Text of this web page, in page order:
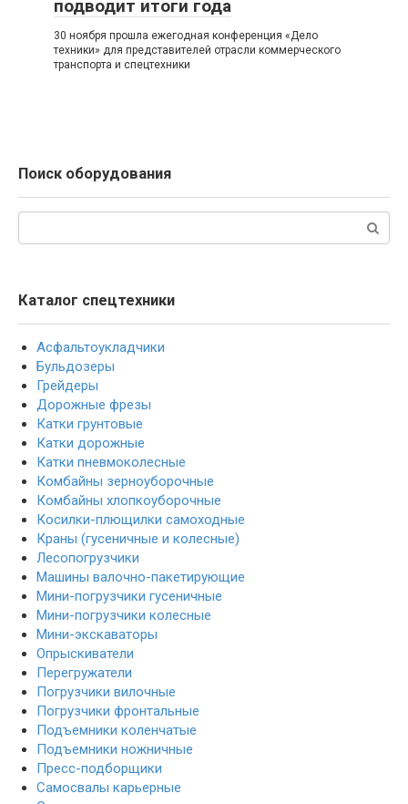
подводит итоги года
30 ноября прошла ежегодная конференция «Дело
техники» для представителей отрасли коммерческого
транспорта и спецтехники
Поиск оборудования
Каталог спецтехники
Асфальтоукладчики
Бульдозеры
Грейдеры
Дорожные фрезы
Катки грунтовые
Катки дорожные
Катки пневмоколесные
Комбайны зерноуборочные
Комбайны хлопкоуборочные
Косилки-плющилки самоходные
Краны (гусеничные и колесные)
Лесопогрузчики
Машины валочно-пакетирующие
Мини-погрузчики гусеничные
Мини-погрузчики колесные
Мини-экскаваторы
Опрыскиватели
Перегружатели
Погрузчики вилочные
Погрузчики фронтальные
Подъемники коленчатые
Подъемники ножничные
Пресс-подборщики
Самосвалы карьерные